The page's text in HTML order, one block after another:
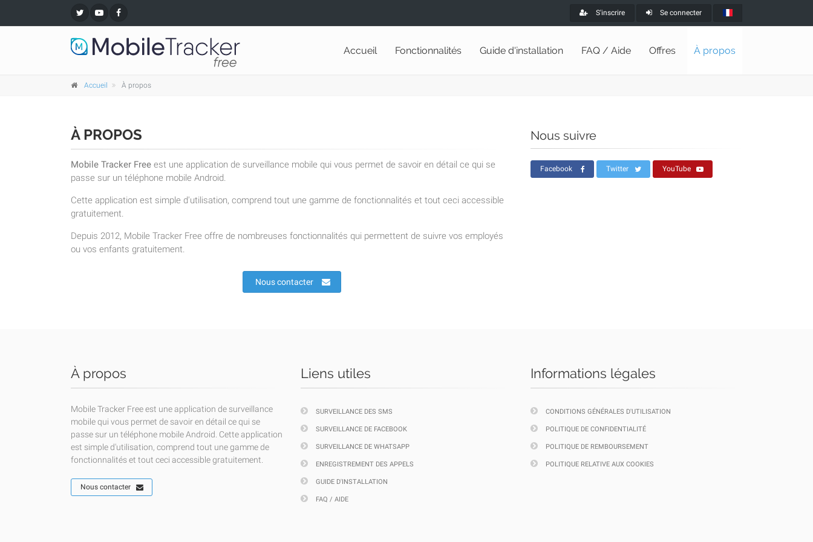
S'inscrire Se connecter
Accueil Fonctionnalités Guide d'installation FAQ / Aide Offres À propos
Accueil À propos
À PROPOS
Mobile Tracker Free est une application de surveillance mobile qui vous permet de savoir en détail ce qui se
passe sur un téléphone mobile Android.
Cette application est simple d'utilisation, comprend tout une gamme de fonctionnalités et tout ceci accessible
gratuitement.
Depuis 2012, Mobile Tracker Free offre de nombreuses fonctionnalités qui permettent de suivre vos employés
ou vos enfants gratuitement.
Nous contacter
Nous suivre
Facebook Twitter YouTube
À propos
Mobile Tracker Free est une application de surveillance
mobile qui vous permet de savoir en détail ce qui se
passe sur un téléphone mobile Android. Cette application
est simple d'utilisation, comprend tout une gamme de
fonctionnalités et tout ceci accessible gratuitement.
Nous contacter
Liens utiles
SURVEILLANCE DES SMS
SURVEILLANCE DE FACEBOOK
SURVEILLANCE DE WHATSAPP
ENREGISTREMENT DES APPELS
GUIDE D'INSTALLATION
FAQ / AIDE
Informations légales
CONDITIONS GÉNÉRALES D'UTILISATION
POLITIQUE DE CONFIDENTIALITÉ
POLITIQUE DE REMBOURSEMENT
POLITIQUE RELATIVE AUX COOKIES